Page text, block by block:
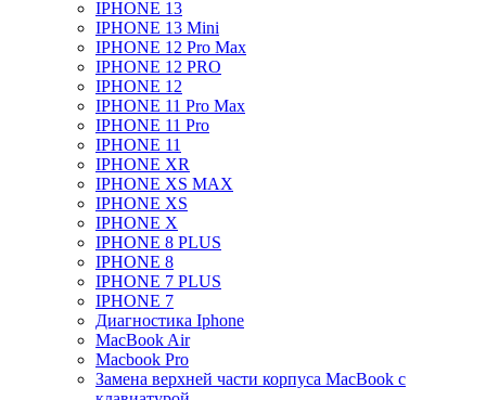
IPHONE 13
IPHONE 13 Mini
IPHONE 12 Pro Max
IPHONE 12 PRO
IPHONE 12
IPHONE 11 Pro Max
IPHONE 11 Pro
IPHONE 11
IPHONE XR
IPHONE XS MAX
IPHONE XS
IPHONE X
IPHONE 8 PLUS
IPHONE 8
IPHONE 7 PLUS
IPHONE 7
Диагностика Iphone
MacBook Air
Macbook Pro
Замена верхней части корпуса MacBook с